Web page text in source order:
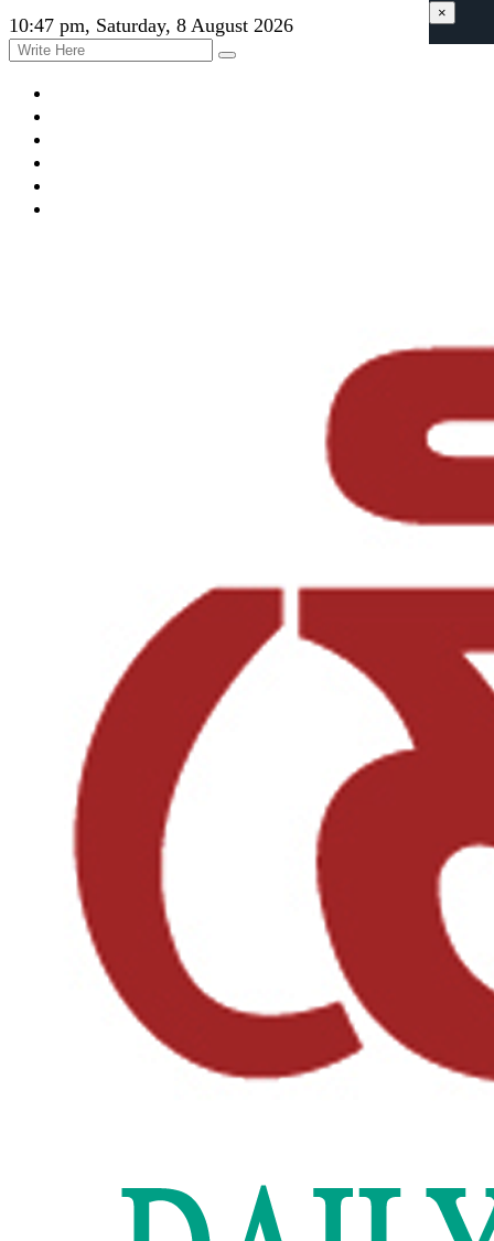
10:47 pm, Saturday, 8 August 2026
×